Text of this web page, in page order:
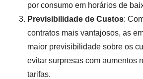
por consumo em horários de
Previsibilidade de Custos:
contratos mais vantajosos, as
maior previsibilidade sobre os
evitar surpresas com aumentos
tarifas.